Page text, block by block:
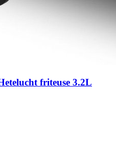
friteuse 3.2L